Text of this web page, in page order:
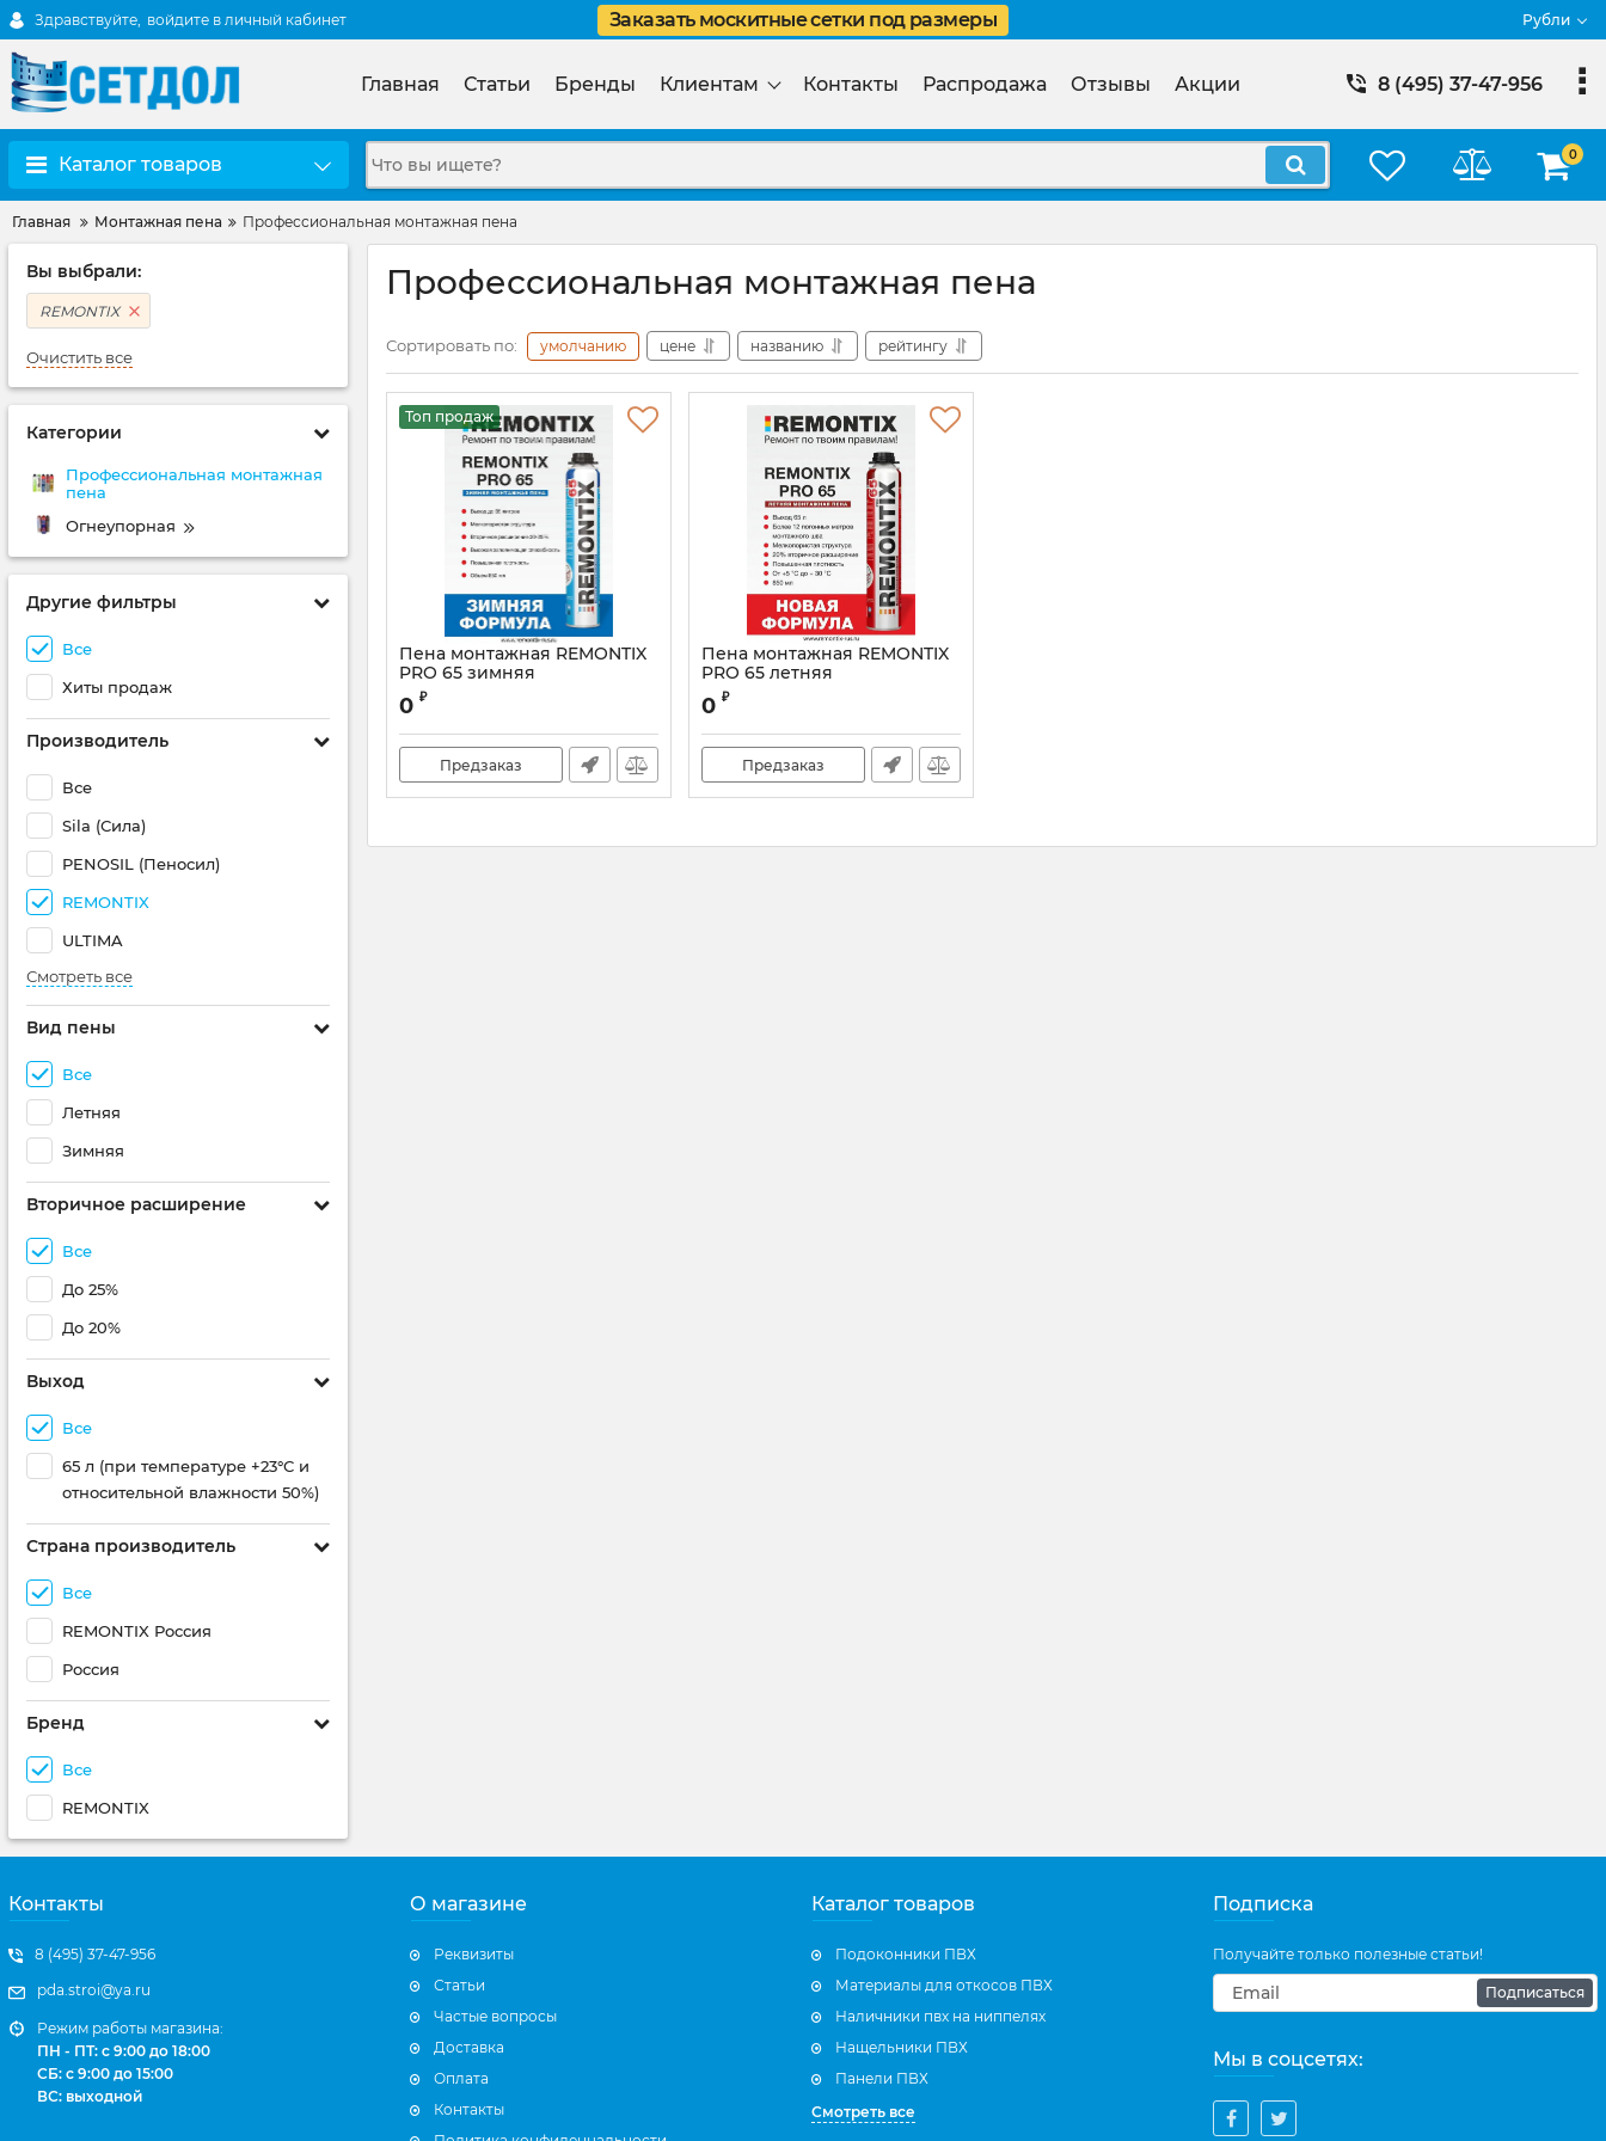
Здравствуйте, войдите в личный кабинет Заказать москитные сетки под размеры Рубли
Главная Статьи Бренды Клиентам Контакты Распродажа Отзывы Акции 8 (495) 37-47-956
Каталог товаров 0
Главная Монтажная пена Профессиональная монтажная пена
Вы выбрали:
REMONTIX
Очистить все
Категории
Профессиональная монтажная
пена
Огнеупорная
Другие фильтры
Все
Хиты продаж
Производитель
Все
Sila (Сила)
PENOSIL (Пеносил)
REMONTIX
ULTIMA
Смотреть все
Вид пены
Все
Летняя
Зимняя
Вторичное расширение
Все
До 25%
До 20%
Выход
Все
65 л (при температуре +23°С и
относительной влажности 50%)
Страна производитель
Все
REMONTIX Россия
Россия
Бренд
Все
REMONTIX
Профессиональная монтажная пена
Сортировать по: умолчанию цене названию рейтингу
Топ продаж
Пена монтажная REMONTIX
PRO 65 зимняя
0 ₽
Предзаказ
Пена монтажная REMONTIX
PRO 65 летняя
0 ₽
Предзаказ
Контакты
8 (495) 37-47-956
pda.stroi@ya.ru
Режим работы магазина:
ПН - ПТ: с 9:00 до 18:00
СБ: с 9:00 до 15:00
ВС: выходной
О магазине
Реквизиты
Статьи
Частые вопросы
Доставка
Оплата
Контакты
Каталог товаров
Подоконники ПВХ
Материалы для откосов ПВХ
Наличники пвх на ниппелях
Нащельники ПВХ
Панели ПВХ
Смотреть все
Подписка
Получайте только полезные статьи!
Подписаться
Мы в соцсетях: